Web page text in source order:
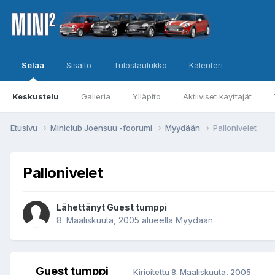
Selaa
Keskustelu Galleria Ylläpito Aktiiviset käyttäjät
Sisältö Tulostaulukko Kalenteri
Etusivu Miniclub Joensuu -foorumi Myydään Pallonivelet
Pallonivelet
Lähettänyt Guest tumppi
8. Maaliskuuta, 2005 alueella Myydään
Guest tumppi Kirjoitettu 8. Maaliskuuta, 2005